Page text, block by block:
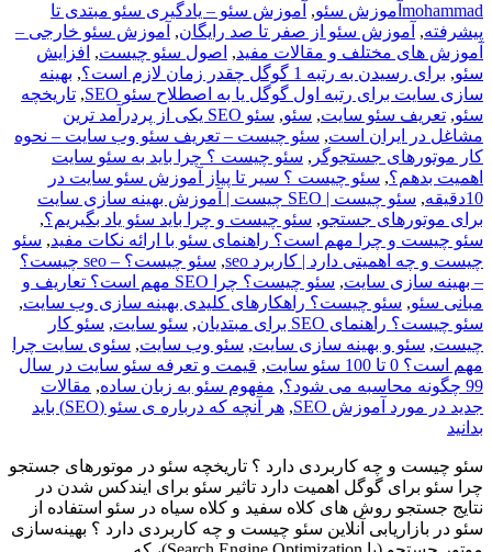
mohammad آموزش سئو, آموزش سئو – یادگیری سئو مبتدی تا
پیشرفته, آموزش سئو از صفر تا صد رایگان, آموزش سئو خارجی –
آموزش های مختلف و مقالات مفید, اصول سئو چیست, افزایش
سئو, برای رسیدن به رتبه 1 گوگل چقدر زمان لازم است؟ , بهینه
سازی سایت برای رتبه اول گوگل یا به اصطلاح سئو SEO
, تاریخچه
سئو,
, سئو,
سئو SEO یکی از پردرآمد ترین
مشاغل در ایران است, سئو چیست – تعریف سئو وب سایت – نحوه
کار موتورهای جستجوگر , سئو چیست ؟ چرا باید به سئو سایت
اهمیت بدهم؟, سئو چیست ؟ سیر تا پیاز آموزش سئو سایت در
10دقیقه
,
سئو چیست | SEO چیست | آموزش بهینه سازی سایت
برای موتورهای جستجو, سئو چیست و چرا باید سئو یاد بگیریم؟,
سئو چیست و چرا مهم است؟ راهنمای سئو با ارائه نکات مفید, سئو
چیست و چه اهمیتی دارد | کاربرد seo
,
سئو چیست؟ – seo چیست؟
– بهینه سازی سایت,
سئو چیست؟ چرا SEO مهم است؟ تعاریف و
مبانی سئو, سئو چیست؟ راهکارهای کلیدی بهینه سازی وب سایت,
سئو چیست؟ راهنمای SEO برای مبتدیان
, سئو سایت, سئو کار
چیست, سئو و بهینه سازی سایت, سئو وب سایت, سئوی سایت چرا
مهم است؟ 0 تا 100 سئو سایت
, قیمت و تعرفه سئو سایت در سال
99 چگونه محاسبه می شود؟
, مفهوم سئو به زبان ساده, مقالات
جدید در مورد آموزش SEO
,
هر آنچه که درباره ی سئو (SEO) باید
بدانید
سئو چیست و چه کاربردی دارد ؟ تاریخچه سئو در موتورهای جستجو
چرا سئو برای گوگل اهمیت دارد تاثیر سئو برای ایندکس شدن در
نتایج جستجو روش های کلاه سفید و کلاه سیاه در سئو استفاده از
سئو در بازاریابی آنلاین سئو چیست و چه کاربردی دارد ؟ بهینه‌سازی